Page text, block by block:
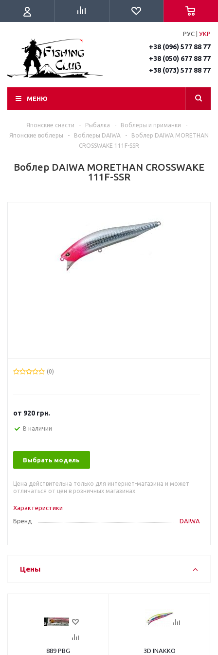
РУС УКР
+38 (096) 577 88 77
+38 (050) 677 88 77
+38 (073) 577 88 77
МЕНЮ
Японские снасти - Рыбалка - Воблеры и приманки
-
Японские воблеры
- Воблеры DAIWA -
Воблер DAIWA MORETHAN
CROSSWAKE 111F-SSR
Воблер DAIWA MORETHAN CROSSWAKE
111F-SSR
(0)
от 920 грн.
В наличии
Выбрать модель
Цена действительна только для интернет-магазина и может
отличаться от цен в розничных магазинах
Характеристики
Бренд
DAIWA
Цены
889 PBG 3D INAKKO